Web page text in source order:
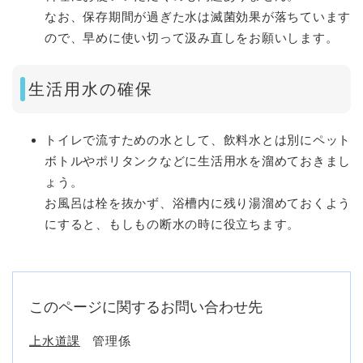
なお、保存期間が過ぎた水は滅菌効果が落ちています
ので、早めに使い切って汲み直しをお願いします。
生活用水の確保
トイレで流すための水として、飲料水とは別にペット
ボトルやポリタンクなどに生活用水を溜めておきまし
ょう。
お風呂は栓を抜かず、浴槽内に残り湯溜めておくよう
にすると、もしもの断水の時に役立ちます。
このページに関するお問い合わせ先
上水道課 管理係